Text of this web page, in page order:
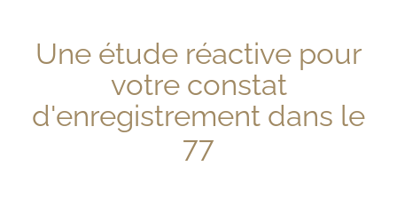
Une étude réactive pour
votre constat
d'enregistrement dans le
77